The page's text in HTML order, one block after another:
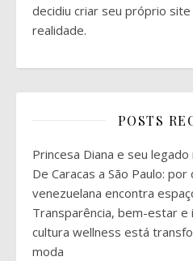
decidiu criar seu próprio
realidade.
POSTS
Princesa Diana e seu legado
De Caracas a São Paulo: por
venezuelana encontra
Transparência, bem-estar e
cultura wellness está
moda